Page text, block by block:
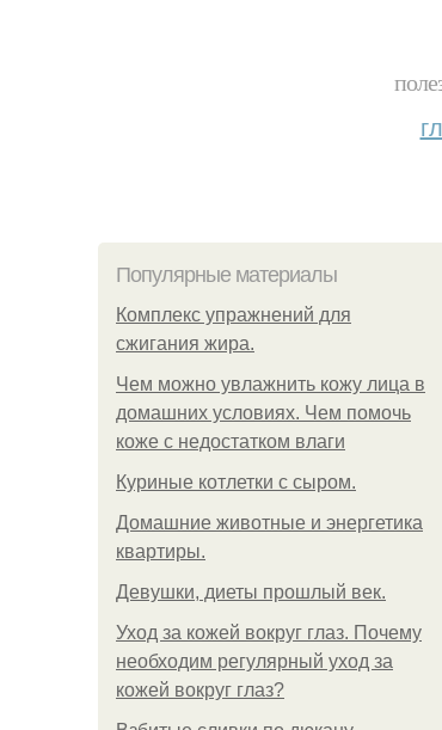
Популярные материалы
Комплекс упражнений для
сжигания жира.
Чем можно увлажнить кожу лица в
домашних условиях. Чем помочь
коже с недостатком влаги
Куриные котлетки с сыром.
Домашние животные и энергетика
квартиры.
Девушки, диеты прошлый век.
Уход за кожей вокруг глаз. Почему
необходим регулярный уход за
кожей вокруг глаз?